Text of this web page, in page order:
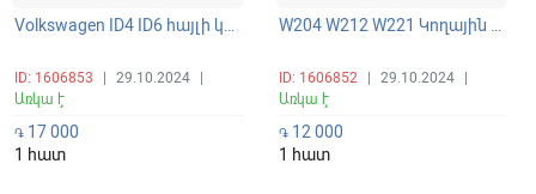
Volkswagen ID4 ID6 հայլի կողային հայլու ապակի տաքացվող հայելու շուշա
ID: 1606853 29.10.2024
Առկա է
֏ 17 000
1 հատ
W204 W212 W221 Կողային հայելիներ հայլու ապակի սաքացվող BSM դատչիկով
ID: 1606852 29.10.2024
Առկա է
֏12 000
1 հատ